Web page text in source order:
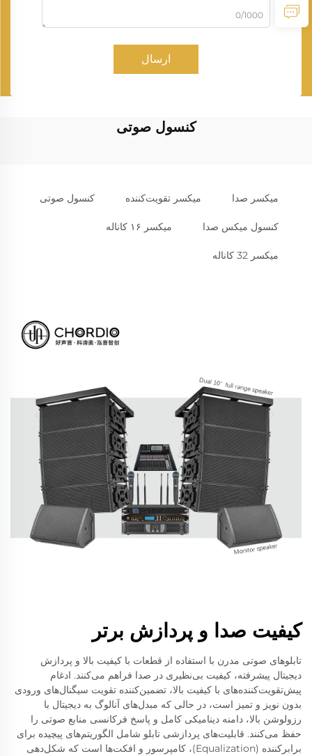
0/1000
ارسال
کنسول صوتی
میکسر صدا میکسر تقویت‌کننده کنسول صوتی
کنسول میکس صدا میکسر ۱۶ کاناله
میکسر 32 کاناله
کیفیت صدا و پردازش برتر
تابلوهای صوتی مدرن با استفاده از قطعات با کیفیت بالا و پردازش
دیجیتال پیشرفته، کیفیت بی‌نظیری در صدا فراهم می‌کنند. ادغام
پیش‌تقویت‌کننده‌های با کیفیت بالا، تضمین‌کننده تقویت سیگنال‌های ورودی
بدون نویز و تمیز است، در حالی که مبدل‌های آنالوگ به دیجیتال با
رزولوشن بالا، دامنه دینامیکی کامل و پاسخ فرکانسی منابع صوتی را
حفظ می‌کنند. قابلیت‌های پردازشی تابلو شامل الگوریتم‌های پیچیده برای
برابرکننده (Equalization)، کامپرسور و افکت‌ها است که شکل‌دهی